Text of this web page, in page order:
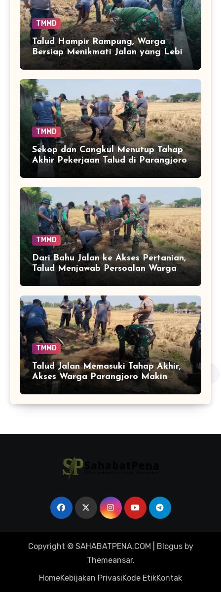
TMMD
Talud Hampir Rampung, Warga
Bersiap Menikmati Jalan yang Lebih
Terlindungi
TMMD
Sekop dan Cangkul Menutup Tahap
Akhir Pekerjaan Talud di Parangjoro
TMMD
Dari Bahu Jalan ke Akses Pertanian,
Talud Menjawab Persoalan Warga
TMMD
Talud Jalan Memasuki Tahap Akhir,
Akses Warga Parangjoro Makin
Terjaga
Copyright © SAHABATPENA.COM Blogusby
Themeansar.
HomeKebijakan PrivasiKode EtikKontak